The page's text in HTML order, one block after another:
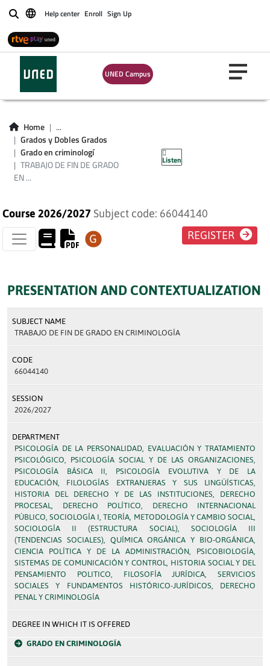
BuscarHelp center Enroll Sign Up
UNED Campus
Home
...
Grados y Dobles Grados
Grado en criminologí
TRABAJO DE FIN DE GRADO
EN ...
Listen
TRABAJO DE FIN DE
GRADO EN
CRIMINOLOGÍA
Course 2026/2027 Subject code: 66044140
REGISTER
PRESENTATION AND CONTEXTUALIZATION
SUBJECT NAME
TRABAJO DE FIN DE GRADO EN CRIMINOLOGÍA
CODE
66044140
SESSION
2026/2027
DEPARTMENT
PSICOLOGÍA DE LA PERSONALIDAD, EVALUACIÓN Y TRATAMIENTO
PSICOLÓGICO, PSICOLOGÍA SOCIAL Y DE LAS ORGANIZACIONES,
PSICOLOGÍA BÁSICA II, PSICOLOGÍA EVOLUTIVA Y DE LA
EDUCACIÓN, FILOLOGÍAS EXTRANJERAS Y SUS LINGÜÍSTICAS,
HISTORIA DEL DERECHO Y DE LAS INSTITUCIONES, DERECHO
PROCESAL, DERECHO POLÍTICO, DERECHO INTERNACIONAL
PÚBLICO, SOCIOLOGÍA I, TEORÍA, METODOLOGÍA Y CAMBIO SOCIAL,
SOCIOLOGÍA II (ESTRUCTURA SOCIAL), SOCIOLOGÍA III
(TENDENCIAS SOCIALES), QUÍMICA ORGÁNICA Y BIO-ORGÁNICA,
CIENCIA POLÍTICA Y DE LA ADMINISTRACIÓN, PSICOBIOLOGÍA,
SISTEMAS DE COMUNICACIÓN Y CONTROL, HISTORIA SOCIAL Y DEL
PENSAMIENTO POLITICO, FILOSOFÍA JURÍDICA, SERVICIOS
SOCIALES Y FUNDAMENTOS HISTÓRICO-JURÍDICOS, DERECHO
PENAL Y CRIMINOLOGÍA
DEGREE IN WHICH IT IS OFFERED
GRADO EN CRIMINOLOGÍA